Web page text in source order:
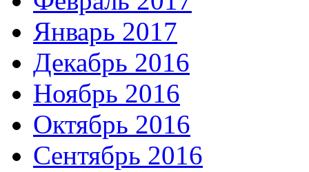
Январь 2017
Декабрь 2016
Ноябрь 2016
Октябрь 2016
Сентябрь 2016